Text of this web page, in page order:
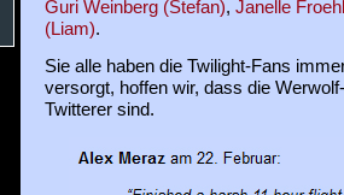
Guri Weinberg (Stefan), Janelle
(Liam).
Sie alle haben die Twilight-Fans
versorgt, hoffen wir, dass die
Twitterer sind.